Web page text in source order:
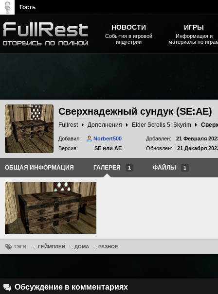
Сверхнадежный сундук (SE:AE)
Fullrest Дополнения Elder Scrolls 5: Skyrim
Добавил:
Norbert500
Версия:
SE или AE
Добавлен:
21 Февраля
Обновлен:
21 Декабря
ОБЩАЯ ИНФОРМАЦИЯ ГАЛЕРЕЯ 1 ФАЙЛЫ 1
ТЭГИ: ГЕЙМПЛЕЙ ДОМА РАЗНОЕ
Обсуждение в комментариях
НОВОСТИ
События в игровой
индустрии
ИГРЫ
Информация и
материалы по
Гость